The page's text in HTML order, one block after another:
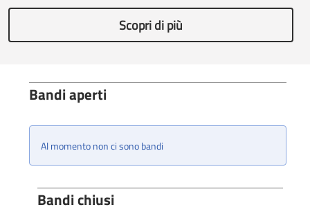
Scopri di più
Bandi aperti
Al momento non ci sono bandi
Bandi chiusi